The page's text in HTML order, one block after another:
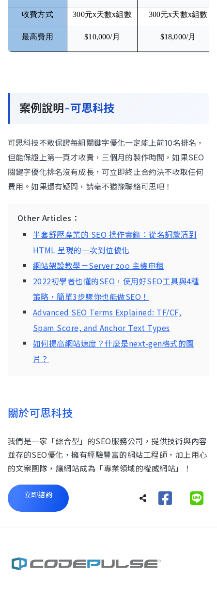
收費方式 300元x天數x組數 300元x天數x組數
最高費用 $10,000/月 $18,000/月
案例說明 -可思科技
可思科技不敢保證每組關鍵字優化一定能上前10名排名，
但能保證上第一頁才收費，三個月的製作時間，如果SEO
關鍵字優化排名沒有成長，可立即終止合約決不收取任何
費用。如果還有疑問，請毫不猶豫聯絡可思吧！
Other Articles：
半套舒壓產業的 SEO 操作實錄：從名詞釐清到
HTML 呈現的一次到位優化
網站架設教學－Server zoo 主機申租
2022初學者也懂的SEO，使用好SEO工具與4種
策略，簡單3步驟你也能做SEO！
Advanced SEO Terms Explained: TF/CF,
Spam Score, and Anchor Text Types
如何提高網站速度？什麼是next-gen格式的圖
片？
關於可思科技
我們是一家「綜合型」的SEO服務公司，提供技術與內容
並存的SEO優化，擁有經驗豐富的網站工程師，加上用心
的文案團隊，讓網站成為「專業領域的權威網站」！
立即諮詢